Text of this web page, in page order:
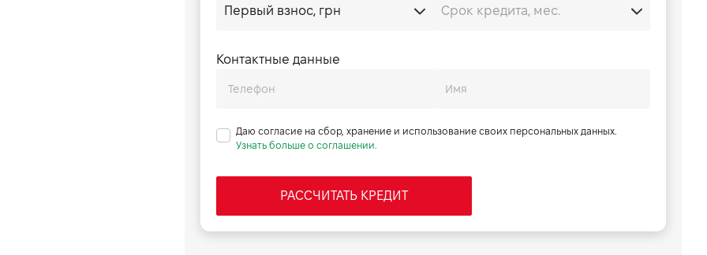
Контактные данные
Даю согласие на сбор, хранение и использование своих персональных данных.
Узнать больше о соглашении.
РАССЧИТАТЬ КРЕДИТ